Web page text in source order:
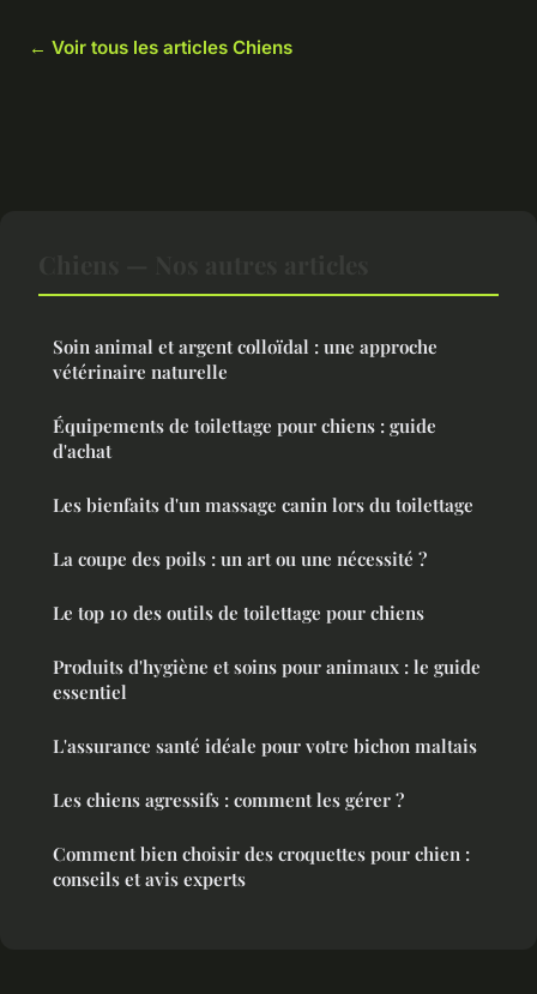
← Voir tous les articles Chiens
Soin animal et argent colloïdal : une approche
vétérinaire naturelle
Équipements de toilettage pour chiens : guide
d'achat
Les bienfaits d'un massage canin lors du toilettage
La coupe des poils : un art ou une nécessité ?
Le top 10 des outils de toilettage pour chiens
Produits d'hygiène et soins pour animaux : le guide
essentiel
L'assurance santé idéale pour votre bichon maltais
Les chiens agressifs : comment les gérer ?
Comment bien choisir des croquettes pour chien :
conseils et avis experts